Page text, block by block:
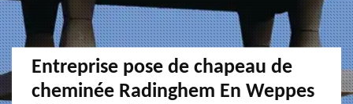
Entreprise pose de chapeau de
cheminée Radinghem En Weppes